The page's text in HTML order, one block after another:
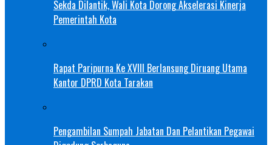
Sekda Dilantik, Wali Kota Dorong Akselerasi Kinerja
Pemerintah Kota
Rapat Paripurna Ke XVIII Berlansung Diruang Utama
Kantor DPRD Kota Tarakan
Pengambilan Sumpah Jabatan Dan Pelantikan Pegawai